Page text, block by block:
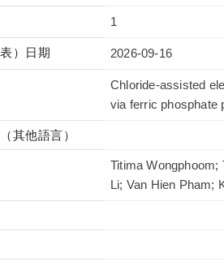
1
）日期 2026-09-16
Chloride-assisted
via ferric phosphate
其他語言）
Titima Wongphoom;
Li; Van Hien Pham;